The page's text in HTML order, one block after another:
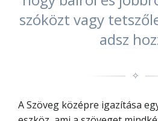
szóközt vagy
adsz
✧
A Szöveg középre igazítása